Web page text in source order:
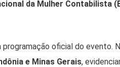
da Mulher Contabilista
programação oficial do evento.
e Minas Gerais,